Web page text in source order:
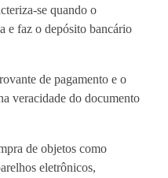
se quando o
e faz o depósito bancário
de pagamento e o
veracidade do documento
de objetos como
eletrônicos,